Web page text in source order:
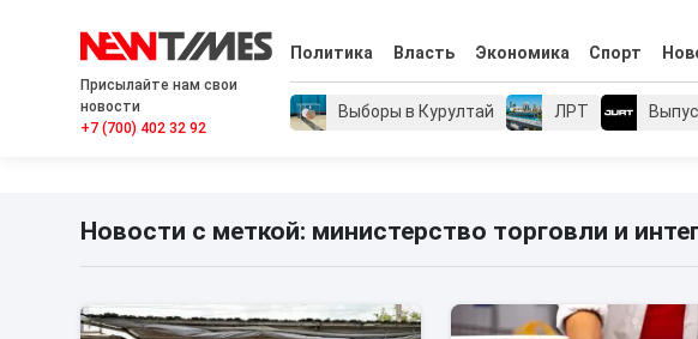
Присылайте нам свои
новости
+7 (700) 402 32 92
Политика Власть Экономика Спорт
Выборы в Курултай ЛРТ
Новости с меткой: министерство торговли и